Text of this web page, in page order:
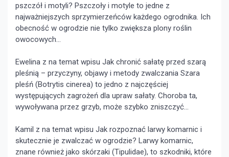
pszczół i motyli? Pszczoły i motyle to jedne z
najważniejszych sprzymierzeńców każdego ogrodnika. Ich
obecność w ogrodzie nie tylko zwiększa plony roślin
owocowych...
Ewelina z na temat wpisu Jak chronić sałatę przed szarą
pleśnią – przyczyny, objawy i metody zwalczania Szara
pleśń (Botrytis cinerea) to jedno z najczęściej
występujących zagrożeń dla upraw sałaty. Choroba ta,
wywoływana przez grzyb, może szybko zniszczyć...
Kamil z na temat wpisu Jak rozpoznać larwy komarnic i
skutecznie je zwalczać w ogrodzie? Larwy komarnic,
znane również jako skórzaki (Tipulidae), to szkodniki, które